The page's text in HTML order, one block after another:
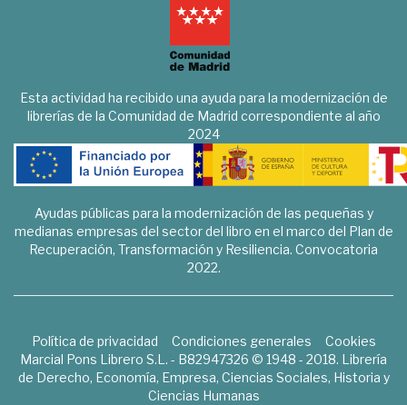
Esta actividad ha recibido una ayuda para la modernización de
librerías de la Comunidad de Madrid correspondiente al año
2024
Ayudas públicas para la modernización de las pequeñas y
medianas empresas del sector del libro en el marco del Plan de
Recuperación, Transformación y Resiliencia. Convocatoria
2022.
Política de privacidad Condiciones generales
Cookies
Marcial Pons Librero S.L. - B82947326 © 1948 - 2018. Librería
de Derecho, Economía, Empresa, Ciencias Sociales, Historia y
Ciencias Humanas